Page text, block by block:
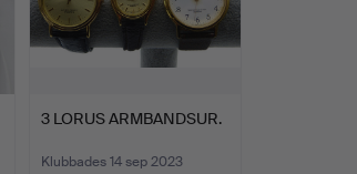
3 LORUS ARMBANDSUR.
Klubbades 14 sep 2023